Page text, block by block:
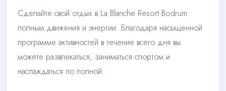
Сделайте свой отдых в La Blanche Resort Bodrum
полным движения и энергии. Благодаря насыщенной
программе активностей в течение всего дня вы
можете развлекаться, заниматься спортом и
наслаждаться по полной.